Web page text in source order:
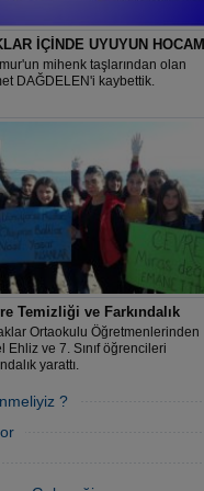
İÇİNDE UYUYUN HOCAM
mihenk taşlarından olan
DAĞDELEN'i kaybettik.
Temizliği ve Farkındalık
Ortaokulu Öğretmenlerinden
Ehliz ve 7. Sınıf öğrencileri
yarattı.
?